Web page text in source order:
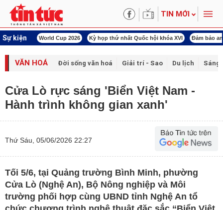
TIN MỚI
Sự kiện
Việt Nam World Cup 2026 Kỳ họp thứ nhất Quốc hội khóa XVI Đảm bảo
VĂN HOÁ Đời sống văn hoá Giải trí - Sao Du lịch Sáng
Cửa Lò rực sáng 'Biển Việt Nam -
Hành trình không gian xanh'
Thứ Sáu, 05/06/2026 22:27
Tối 5/6, tại Quảng trường Bình Minh, phường
Cửa Lò (Nghệ An), Bộ Nông nghiệp và Môi
trường phối hợp cùng UBND tỉnh Nghệ An tổ